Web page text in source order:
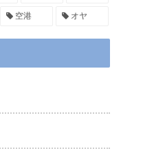
空港 オヤ